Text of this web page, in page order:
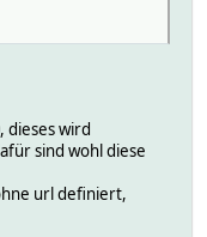
dieses wird
sind wohl diese
url definiert,